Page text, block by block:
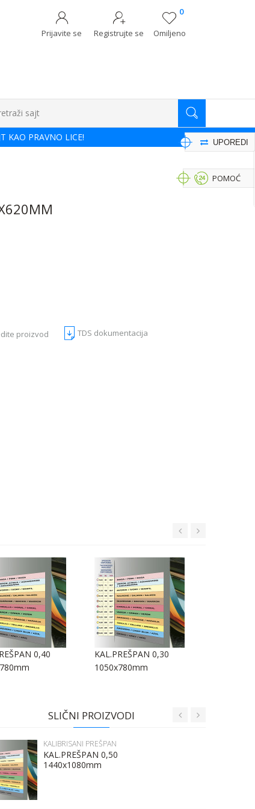
Omiljeno
0
Prijavite se
Registrujte se
sajt
KAO PRAVNO LICE! UPOREDI
proizvod TDS dokumentacija
POMOĆ
0,40
KAL.PREŠPAN 0,30
1050x780mm
SLIČNI PROIZVODI
KALIBRISANI PREŠPAN
KAL.PREŠPAN 0,50
1440x1080mm